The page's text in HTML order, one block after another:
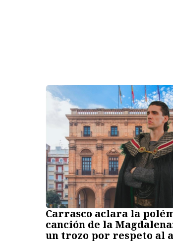
Carrasco aclara la
canción de la
un trozo por respeto al